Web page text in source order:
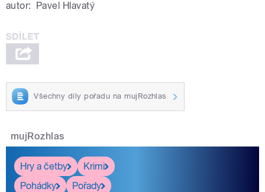
autor: Pavel Hlavatý
Všechny díly pořadu na mujRozhlas
mujRozhlas
Hry a četby
Krimi
Pohádky
Pořady